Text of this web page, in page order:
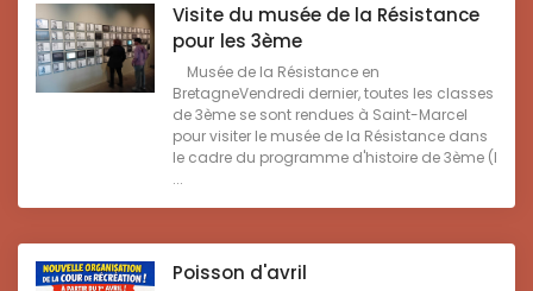
Visite du musée de la Résistance
pour les 3ème
Musée de la Résistance en
BretagneVendredi dernier, toutes les classes
de 3ème se sont rendues à Saint-Marcel
pour visiter le musée de la Résistance dans
le cadre du programme d'histoire de 3ème (l
...
Poisson d'avril